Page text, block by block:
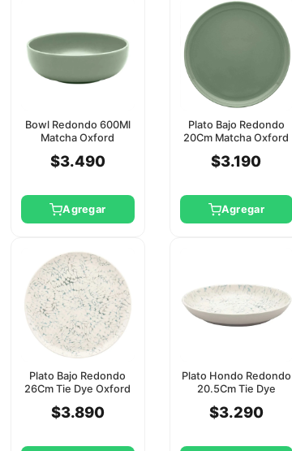
Bowl Redondo 600Ml
Matcha Oxford
$3.490
Agregar
Plato Bajo Redondo
20Cm Matcha Oxford
$3.190
Agregar
Plato Bajo Redondo
26Cm Tie Dye Oxford
$3.890
Plato Hondo Redondo
20.5Cm Tie Dye
$3.290